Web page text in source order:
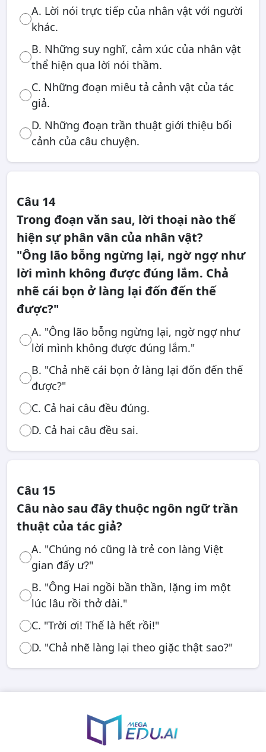
A. Lời nói trực tiếp của nhân vật với người
khác.
B. Những suy nghĩ, cảm xúc của nhân vật
thể hiện qua lời nói thầm.
C. Những đoạn miêu tả cảnh vật của tác
giả.
D. Những đoạn trần thuật giới thiệu bối
cảnh của câu chuyện.
Câu 14
Trong đoạn văn sau, lời thoại nào thể
hiện sự phân vân của nhân vật?
"Ông lão bỗng ngừng lại, ngờ ngợ như
lời mình không được đúng lắm. Chả
nhẽ cái bọn ở làng lại đốn đến thế
được?"
A. "Ông lão bỗng ngừng lại, ngờ ngợ như
lời mình không được đúng lắm."
B. "Chả nhẽ cái bọn ở làng lại đốn đến thế
được?"
C. Cả hai câu đều đúng.
D. Cả hai câu đều sai.
Câu 15
Câu nào sau đây thuộc ngôn ngữ trần
thuật của tác giả?
A. "Chúng nó cũng là trẻ con làng Việt
gian đấy ư?"
B. "Ông Hai ngồi bần thần, lặng im một
lúc lâu rồi thở dài."
C. "Trời ơi! Thế là hết rồi!"
D. "Chả nhẽ làng lại theo giặc thật sao?"